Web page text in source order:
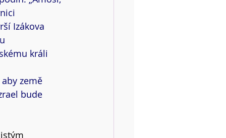
Izákova
králi
země
bude